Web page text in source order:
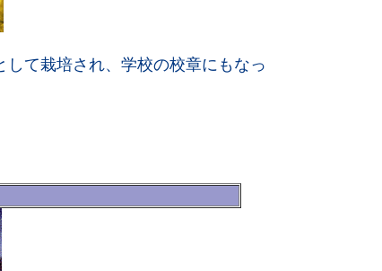
て栽培され、学校の校章にもなっ